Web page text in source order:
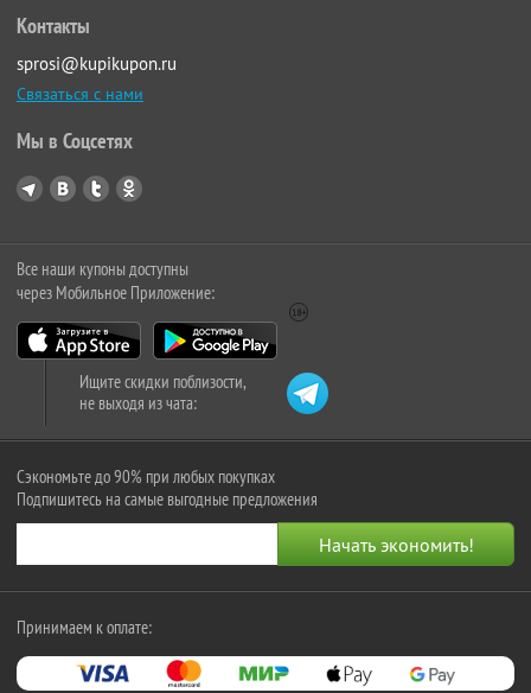
Контакты
sprosi@kupikupon.ru
Связаться с нами
Мы в Соцсетях
Все наши купоны доступны
через Мобильное Приложение:
Ищите скидки поблизости,
не выходя из чата:
Сэкономьте до 90% при любых покупках
Подпишитесь на самые выгодные предложения
Принимаем к оплате: